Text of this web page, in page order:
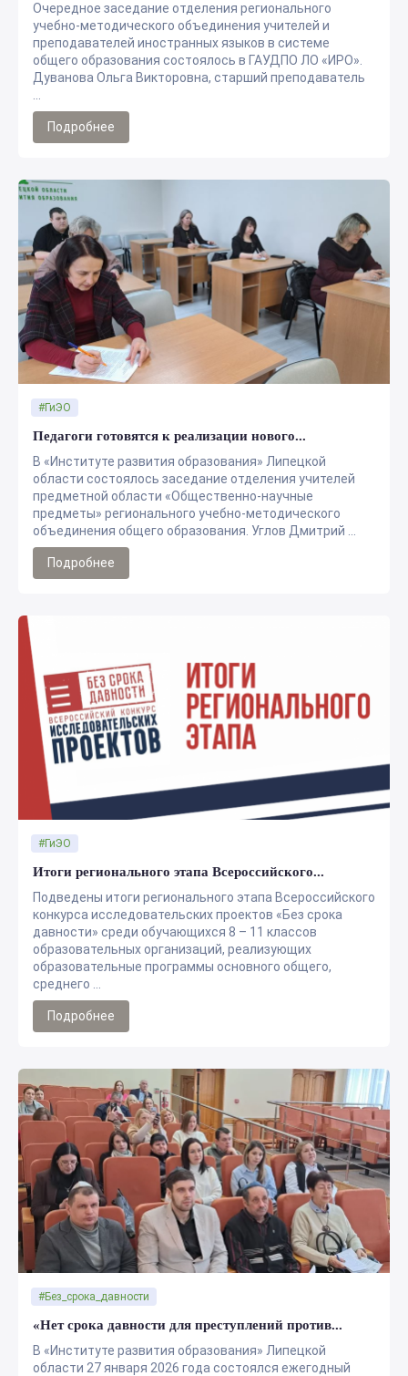
Очередное заседание отделения регионального
учебно-методического объединения учителей и
преподавателей иностранных языков в системе
общего образования состоялось в ГАУДПО ЛО «ИРО».
Дуванова Ольга Викторовна, старший преподаватель
Подробнее
Педагоги готовятся к реализации нового...
В «Институте развития образования» Липецкой
области состоялось заседание отделения учителей
предметной области «Общественно-научные
предметы» регионального учебно-методического
объединения общего образования. Углов Дмитрий ...
#ГиЭО
Подробнее
Итоги регионального этапа Всероссийского...
Подведены итоги регионального этапа Всероссийского
конкурса исследовательских проектов «Без срока
давности» среди обучающихся 8 – 11 классов
образовательных организаций, реализующих
образовательные программы основного общего,
среднего ...
#ГиЭО
Подробнее
«Нет срока давности для преступлений против...
В «Институте развития образования» Липецкой
области 27 января 2026 года состоялся ежегодный
#Без_срока_давности